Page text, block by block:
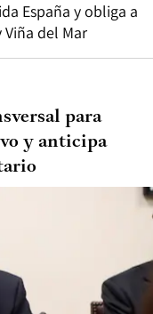
España y obliga a
del Mar
para
y anticipa